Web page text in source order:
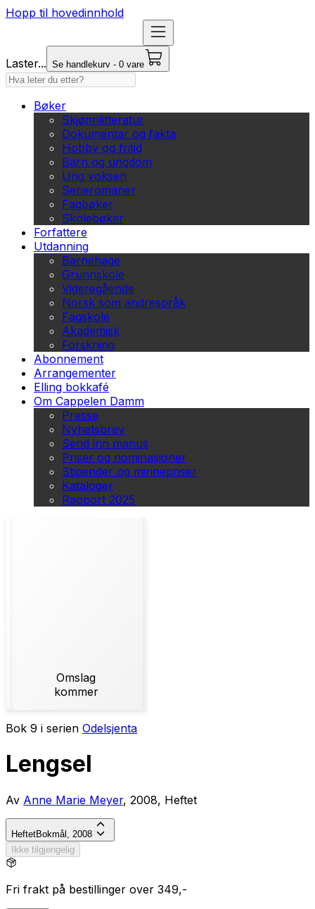
Hopp til hovedinnhold
Laster... Se handlekurv - 0 vare
Bøker
Skjønnlitteratur
Dokumentar og fakta
Hobby og fritid
Barn og ungdom
Ung voksen
Serieromaner
Fagbøker
Skolebøker
Forfattere
Utdanning
Barnehage
Grunnskole
Videregående
Norsk som andrespråk
Fagskole
Akademisk
Forskning
Abonnement
Arrangementer
Elling bokkafé
Om Cappelen Damm
Presse
Nyhetsbrev
Send inn manus
Priser og nominasjoner
Stipender og minnepriser
Kataloger
Rapport 2025
Omslag
kommer
Bok 9 i serien Odelsjenta
Lengsel
Av Anne Marie Meyer, 2008, Heftet
HeftetBokmål, 2008
Ikke tilgjengelig
Fri frakt på bestillinger over 349,-